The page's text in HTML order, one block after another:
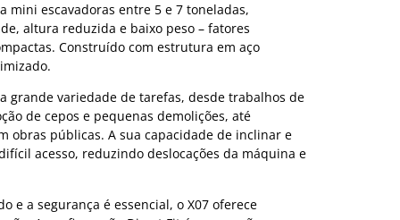
mini escavadoras entre 5 e 7 toneladas,
altura reduzida e baixo peso – fatores
Construído com estrutura em aço
grande variedade de tarefas, desde trabalhos de
de cepos e pequenas demolições, até
obras públicas. A sua capacidade de inclinar e
acesso, reduzindo deslocações da máquina e
e a segurança é essencial, o X07 oferece